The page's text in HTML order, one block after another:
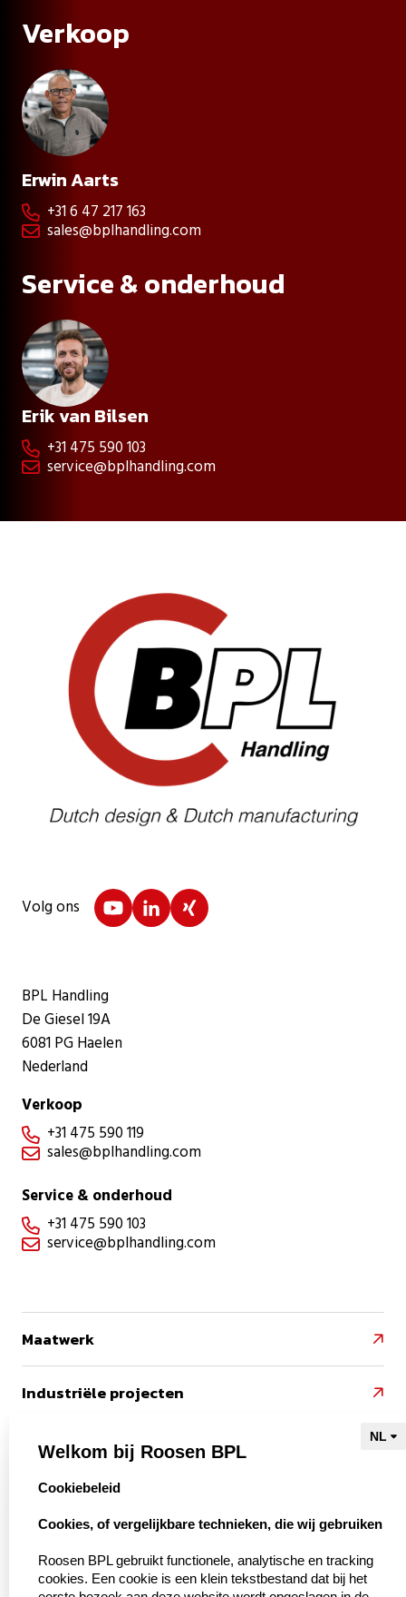
Verkoop
Erwin Aarts
 +31 6 47 217 163
 sales@bplhandling.com
Service & onderhoud
Erik van Bilsen
 +31 475 590 103
 service@bplhandling.com
Volg ons
BPL Handling
De Giesel 19A
6081 PG Haelen
Nederland
Verkoop
 +31 475 590 119
 sales@bplhandling.com
Service & onderhoud
 +31 475 590 103
 service@bplhandling.com
Maatwerk 
Industriële projecten 
Referenties 
Naar Kieu Engineering
Welkom bij Roosen BPL
select language
Cookiebeleid
Cookies, of vergelijkbare technieken, die wij gebruiken‍
Roosen BPL gebruikt functionele, analytische en tracking
cookies. Een cookie is een klein tekstbestand dat bij het